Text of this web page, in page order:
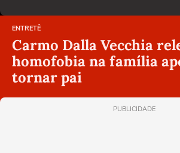
ENTRETÊ
Carmo Dalla Vecchia
homofobia na família
tornar pai
PUBLICIDADE